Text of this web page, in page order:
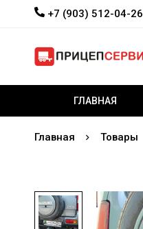
+7 (903) 512-04-26
ГЛАВНАЯ
Главная Товары